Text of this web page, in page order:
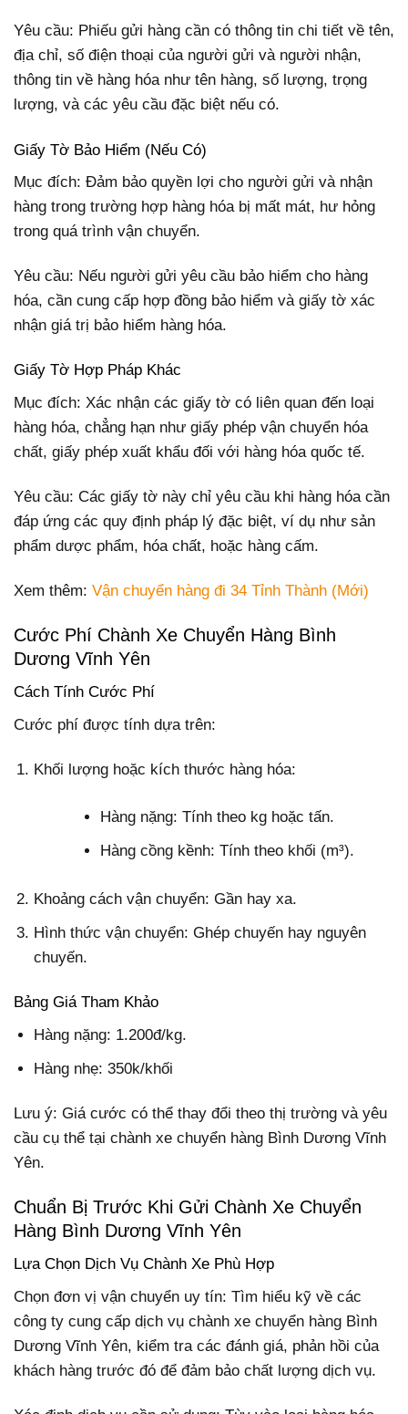
Yêu cầu: Phiếu gửi hàng cần có thông tin chi tiết về tên,
địa chỉ, số điện thoại của người gửi và người nhận,
thông tin về hàng hóa như tên hàng, số lượng, trọng
lượng, và các yêu cầu đặc biệt nếu có.
Giấy Tờ Bảo Hiểm (Nếu Có)
Mục đích: Đảm bảo quyền lợi cho người gửi và nhận
hàng trong trường hợp hàng hóa bị mất mát, hư hỏng
trong quá trình vận chuyển.
Yêu cầu: Nếu người gửi yêu cầu bảo hiểm cho hàng
hóa, cần cung cấp hợp đồng bảo hiểm và giấy tờ xác
nhận giá trị bảo hiểm hàng hóa.
Giấy Tờ Hợp Pháp Khác
Mục đích: Xác nhận các giấy tờ có liên quan đến loại
hàng hóa, chẳng hạn như giấy phép vận chuyển hóa
chất, giấy phép xuất khẩu đối với hàng hóa quốc tế.
Yêu cầu: Các giấy tờ này chỉ yêu cầu khi hàng hóa cần
đáp ứng các quy định pháp lý đặc biệt, ví dụ như sản
phẩm dược phẩm, hóa chất, hoặc hàng cấm.
Xem thêm: Vận chuyển hàng đi 34 Tỉnh Thành (Mới)
Cước Phí Chành Xe Chuyển Hàng Bình
Dương Vĩnh Yên
Cách Tính Cước Phí
Cước phí được tính dựa trên:
Khối lượng hoặc kích thước hàng hóa:
Hàng nặng: Tính theo kg hoặc tấn.
Hàng cồng kềnh: Tính theo khối (m³).
Khoảng cách vận chuyển: Gần hay xa.
Hình thức vận chuyển: Ghép chuyến hay nguyên
chuyến.
Bảng Giá Tham Khảo
Hàng nặng: 1.200đ/kg.
Hàng nhẹ: 350k/khối
Lưu ý: Giá cước có thể thay đổi theo thị trường và yêu
cầu cụ thể tại chành xe chuyển hàng Bình Dương Vĩnh
Yên.
Chuẩn Bị Trước Khi Gửi Chành Xe Chuyển
Hàng Bình Dương Vĩnh Yên
Lựa Chọn Dịch Vụ Chành Xe Phù Hợp
Chọn đơn vị vận chuyển uy tín: Tìm hiểu kỹ về các
công ty cung cấp dịch vụ chành xe chuyển hàng Bình
Dương Vĩnh Yên, kiểm tra các đánh giá, phản hồi của
khách hàng trước đó để đảm bảo chất lượng dịch vụ.